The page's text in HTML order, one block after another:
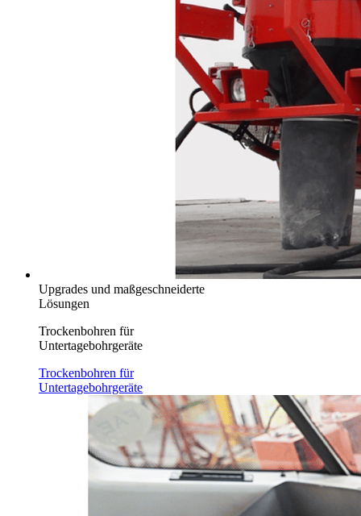
Upgrades und maßgeschneiderte
Lösungen
Trockenbohren für
Untertagebohrgeräte
Trockenbohren für
Untertagebohrgeräte